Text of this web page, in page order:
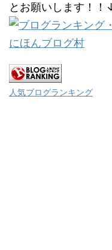
とお願いします！
にほんブログ村
人気ブログランキング